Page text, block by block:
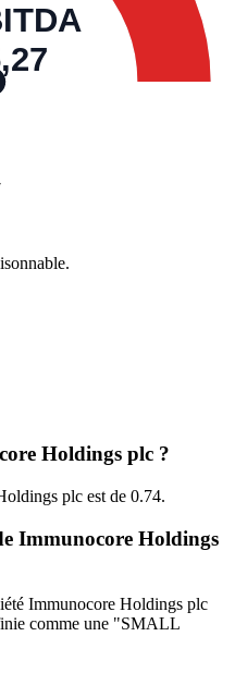
Holdings plc ?
plc est de 0.74.
Immunocore Holdings
Immunocore Holdings plc
comme une "SMALL